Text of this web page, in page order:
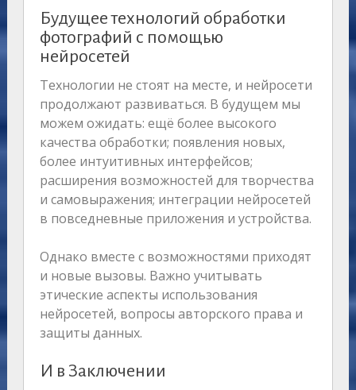
Будущее технологий обработки
фотографий с помощью
нейросетей
Технологии не стоят на месте, и нейросети
продолжают развиваться. В будущем мы
можем ожидать: ещё более высокого
качества обработки; появления новых,
более интуитивных интерфейсов;
расширения возможностей для творчества
и самовыражения; интеграции нейросетей
в повседневные приложения и устройства.
Однако вместе с возможностями приходят
и новые вызовы. Важно учитывать
этические аспекты использования
нейросетей, вопросы авторского права и
защиты данных.
И в Заключении